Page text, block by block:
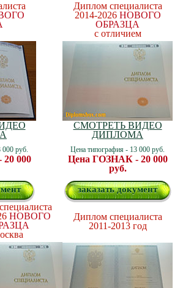
000 руб.
000
Диплом специалиста
2014-2026 НОВОГО
ОБРАЗЦА
с отличием
СМОТРЕТЬ ВИДЕО
ДИПЛОМА
Цена типография - 13 000 руб.
Цена ГОЗНАК - 20 000
руб.
заказать документ
НОВОГО
Диплом специалиста
2011-2013 год